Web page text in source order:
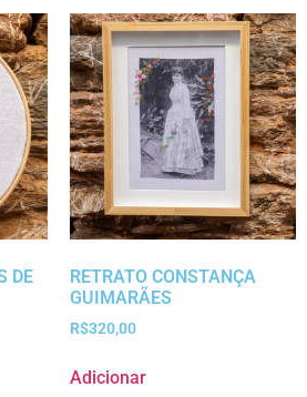
DE
RETRATO CONSTANÇA
GUIMARÃES
R$320,00
Adicionar